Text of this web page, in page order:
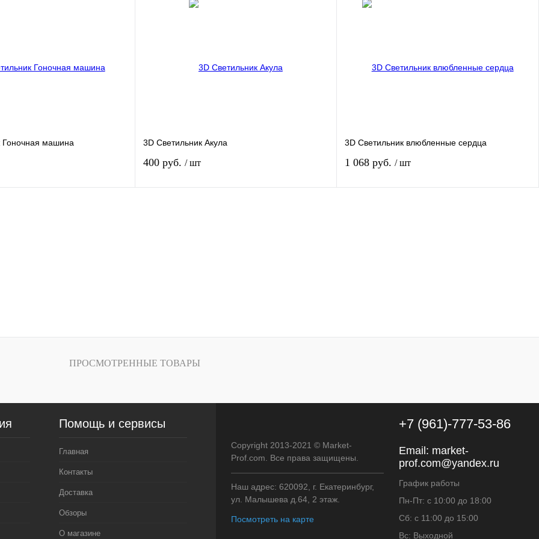
Гоночная машина 3D Светильник Акула
400 руб. / шт
3D Светильник влюбленные сердца
1 068 руб./ шт
ПРОСМОТРЕННЫЕ ТОВАРЫ
Помощь и сервисы
Главная
Контакты
Доставка
Обзоры
О магазине
Copyright 2013-2021 © Market-
Prof.com. Все права защищены.
Наш адрес: 620092, г. Екатеринбург,
ул. Малышева д.64, 2 этаж.
Посмотреть на карте
+7 (961)-777-53-86
Email: market-
prof.com@yandex.ru
График работы
Пн-Пт: с 10:00 до 18:00
Сб: с 11:00 до 15:00
Вс: Выходной